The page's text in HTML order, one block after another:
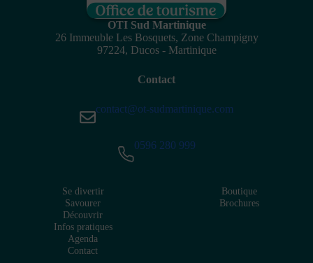
OTI Sud Martinique
26 Immeuble Les Bosquets, Zone Champigny
97224, Ducos - Martinique
Contact
contact@ot-sudmartinique.com
0596 280 999
Se divertir
Savourer
Découvrir
Infos pratiques
Agenda
Contact
Boutique
Brochures